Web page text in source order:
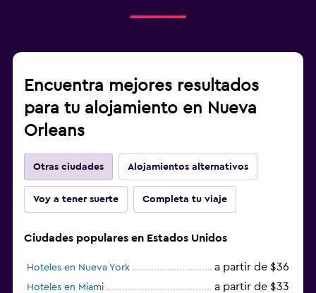
Encuentra mejores resultados
para tu alojamiento en Nueva
Orleans
Otras ciudades Alojamientos alternativos
Voy a tener suerte Completa tu viaje
Ciudades populares en Estados Unidos
Hoteles en Nueva York a partir de $36
Hoteles en Miami a partir de $33